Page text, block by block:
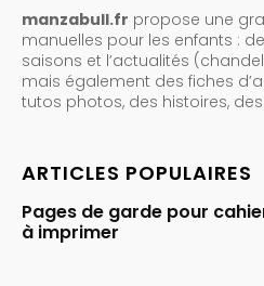
manzabull.fr propose une
manuelles pour les enfants :
saisons et l’actualités
mais également des fiches
tutos photos, des histoires,
ARTICLES POPULAIRES
Pages de garde pour
à imprimer